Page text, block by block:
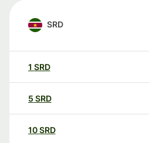
SRD
1 SRD
5 SRD
10SRD